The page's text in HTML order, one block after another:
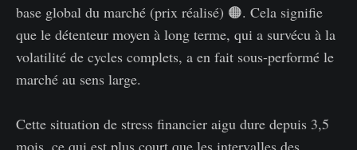
base global du marché (prix réalisé) 🟠. Cela signifie
que le détenteur moyen à long terme, qui a survécu à la
volatilité de cycles complets, a en fait sous-performé le
marché au sens large.
Cette situation de stress financier aigu dure depuis 3,5
mois, ce qui est plus court que les intervalles des